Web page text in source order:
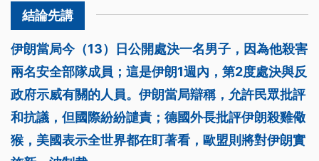
伊朗當局今（13）日公開處決一名男子，因為他殺害
兩名安全部隊成員；這是伊朗1週內，第2度處決與反
政府示威有關的人員。伊朗當局辯稱，允許民眾批評
和抗議，但國際紛紛譴責；德國外長批評伊朗殺雞儆
猴，美國表示全世界都在盯著看，歐盟則將對伊朗實